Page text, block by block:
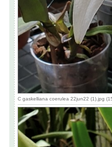
C gaskelliana coerulea 22jun22 (1).jpg